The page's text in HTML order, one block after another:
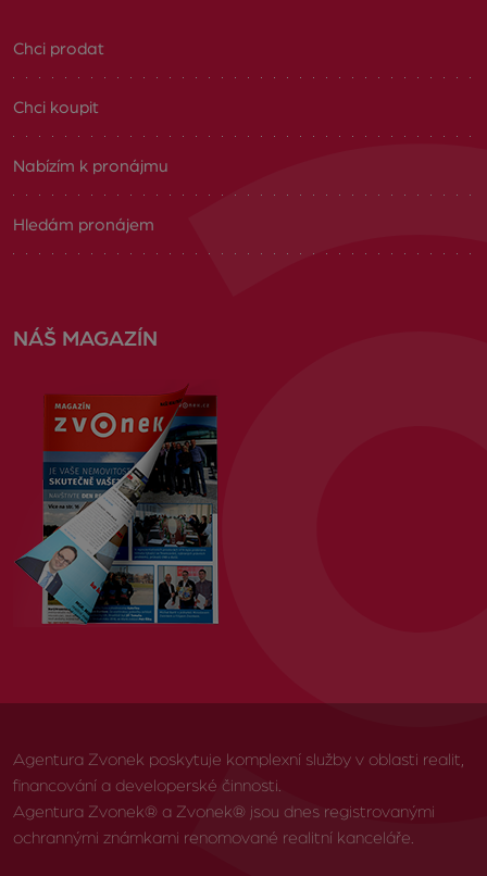
Chci prodat
Chci koupit
Nabízím k pronájmu
Hledám pronájem
NÁŠ MAGAZÍN
Agentura Zvonek poskytuje komplexní služby v oblasti realit,
financování a developerské činnosti.
Agentura Zvonek® a Zvonek® jsou dnes registrovanými
ochrannými známkami renomované realitní kanceláře.